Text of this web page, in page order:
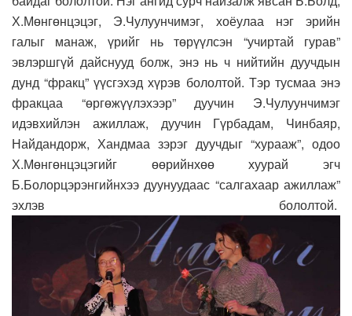
Х.Мөнгөнцэцэг, Э.Чулуунчимэг, хоёулаа нэг эрийн
галыг манаж, үрийг нь төрүүлсэн “учиртай гурав”
эвлэршгүй дайснууд болж, энэ нь ч нийтийн дуучдын
дунд “фракц” үүсгэхэд хүрэв бололтой. Тэр тусмаа энэ
фракцаа “өргөжүүлэхээр” дуучин Э.Чулуунчимэг
идэвхийлэн ажиллаж, дуучин Гүрбадам, Чинбаяр,
Найдандорж, Хандмаа зэрэг дуучдыг “хурааж”, одоо
Х.Мөнгөнцэцэгийг өөрийнхөө хуурай эгч
Б.Болорцэрэнгийнхээ дуунуудаас “салгахаар ажиллаж”
эхлэв бололтой.